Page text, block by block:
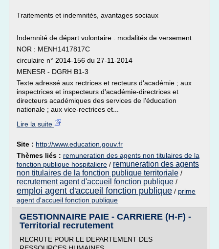
Traitements et indemnités, avantages sociaux
Indemnité de départ volontaire : modalités de versement
NOR : MENH1417817C
circulaire n° 2014-156 du 27-11-2014
MENESR - DGRH B1-3
Texte adressé aux rectrices et recteurs d'académie ; aux
inspectrices et inspecteurs d'académie-directrices et
directeurs académiques des services de l'éducation
nationale ; aux vice-rectrices et...
Lire la suite
Site : http://www.education.gouv.fr
Thèmes liés : remuneration des agents non titulaires de la
fonction publique hospitaliere / remuneration des agents
non titulaires de la fonction publique territoriale /
recrutement agent d'accueil fonction publique /
emploi agent d'accueil fonction publique / prime
agent d'accueil fonction publique
GESTIONNAIRE PAIE - CARRIERE (H-F) -
Territorial recrutement
RECRUTE POUR LE DEPARTEMENT DES